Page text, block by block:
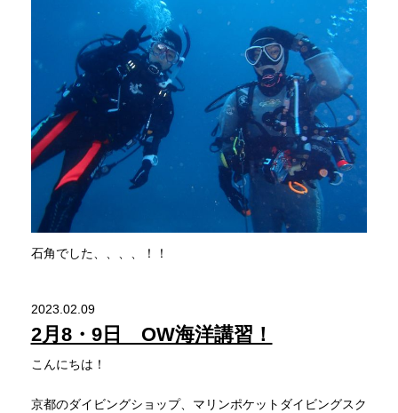
石角でした、、、、！！
2023.02.09
2月8・9日 OW海洋講習！
こんにちは！
京都のダイビングショップ、マリンポケットダイビングスク